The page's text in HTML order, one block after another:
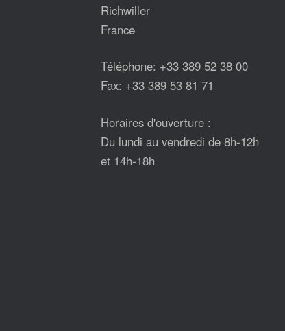
Richwiller
France
Téléphone: +33 389 52 38 00
Fax: +33 389 53 81 71
Horaires d'ouverture :
Du lundi au vendredi de 8h-12h
et 14h-18h